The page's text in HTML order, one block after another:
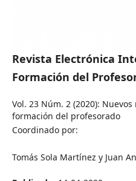
Revista Electrónica
Formación del
Vol. 23 Núm. 2 (2020):
formación del profesorado
Coordinado por:
Tomás Sola Martínez y Juan